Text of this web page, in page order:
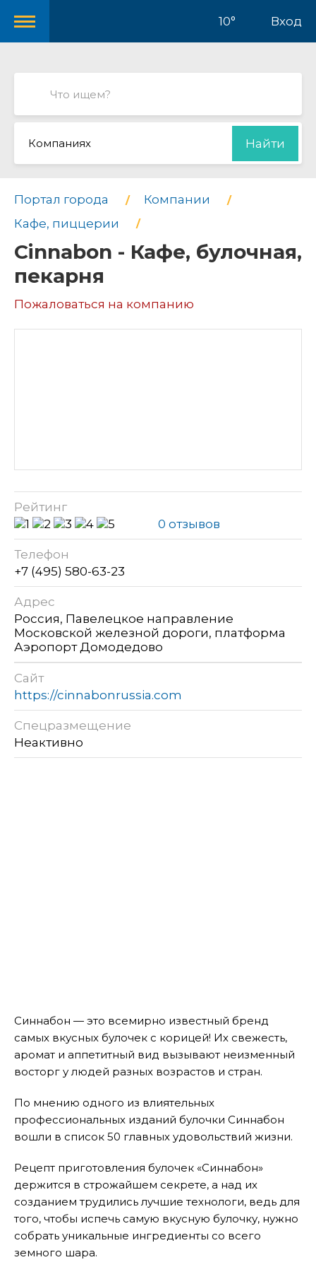
10° Вход
Компаниях Найти
Портал города
Компании
Кафе, пиццерии
Cinnabon - Кафе, булочная,
пекарня
Пожаловаться на компанию
Рейтинг
0 отзывов
Телефон
+7 (495) 580-63-23
Адрес
Россия, Павелецкое направление
Московской железной дороги, платформа
Аэропорт Домодедово
Сайт
https://cinnabonrussia.com
Спецразмещение
Неактивно
Синнабон — это всемирно известный бренд
самых вкусных булочек с корицей! Их свежесть,
аромат и аппетитный вид вызывают неизменный
восторг у людей разных возрастов и стран.
По мнению одного из влиятельных
профессиональных изданий булочки Синнабон
вошли в список 50 главных удовольствий жизни.
Рецепт приготовления булочек «Синнабон»
держится в строжайшем секрете, а над их
созданием трудились лучшие технологи, ведь для
того, чтобы испечь самую вкусную булочку, нужно
собрать уникальные ингредиенты со всего
земного шара.